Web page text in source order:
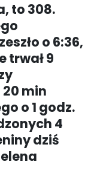
to 308.
o 6:36,
trwał 9
20 min
o 1 godz.
4
dziś